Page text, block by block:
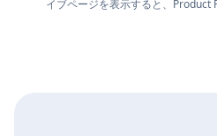
イブページを表示すると、Product